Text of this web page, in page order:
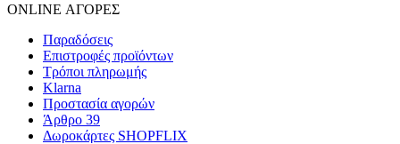
ONLINE ΑΓΟΡΕΣ
Παραδόσεις
Επιστροφές προϊόντων
Τρόποι πληρωμής
Klarna
Προστασία αγορών
Άρθρο 39
Δωροκάρτες SHOPFLIX